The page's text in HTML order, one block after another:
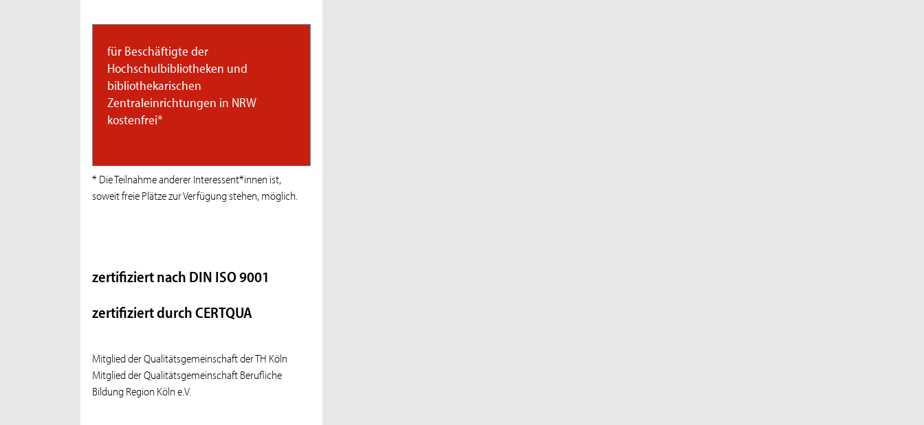
für Beschäftigte der
Hochschulbibliotheken und
bibliothekarischen
Zentraleinrichtungen in NRW
kostenfrei*
* Die Teilnahme anderer Interessent*innen ist,
soweit freie Plätze zur Verfügung stehen, möglich.
zertifiziert nach DIN ISO 9001
zertifiziert durch CERTQUA
Mitglied der Qualitätsgemeinschaft der TH Köln
Mitglied der Qualitätsgemeinschaft Berufliche
Bildung Region Köln e.V.